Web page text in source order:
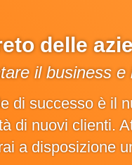
delle
il business
di successo è il
di nuovi clienti.
a disposizione